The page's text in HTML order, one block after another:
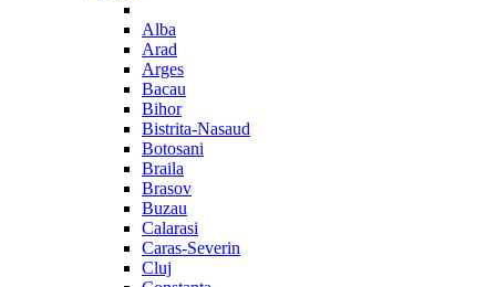
Alba
Arad
Arges
Bacau
Bihor
Bistrita-Nasaud
Botosani
Braila
Brasov
Buzau
Calarasi
Caras-Severin
Cluj